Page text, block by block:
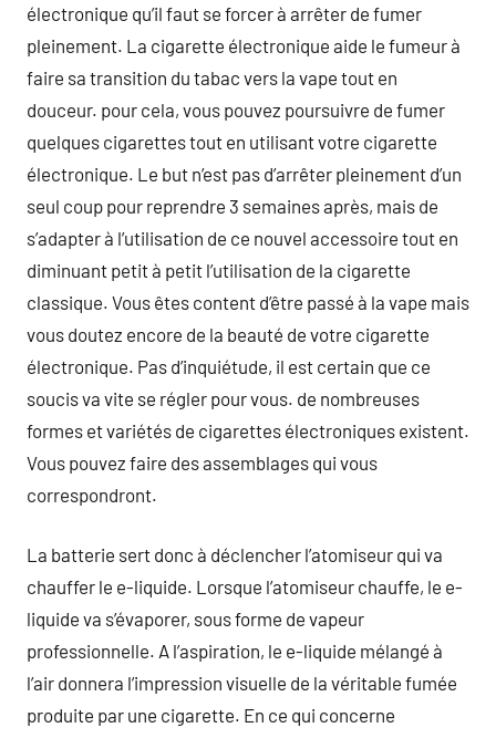
électronique qu’il faut se forcer à arrêter de fumer
pleinement. La cigarette électronique aide le fumeur à
faire sa transition du tabac vers la vape tout en
douceur. pour cela, vous pouvez poursuivre de fumer
quelques cigarettes tout en utilisant votre cigarette
électronique. Le but n’est pas d’arrêter pleinement d’un
seul coup pour reprendre 3 semaines après, mais de
s’adapter à l’utilisation de ce nouvel accessoire tout en
diminuant petit à petit l’utilisation de la cigarette
classique. Vous êtes content d’être passé à la vape mais
vous doutez encore de la beauté de votre cigarette
électronique. Pas d’inquiétude, il est certain que ce
soucis va vite se régler pour vous. de nombreuses
formes et variétés de cigarettes électroniques existent.
Vous pouvez faire des assemblages qui vous
correspondront.
La batterie sert donc à déclencher l’atomiseur qui va
chauffer le e-liquide. Lorsque l’atomiseur chauffe, le e-
liquide va s’évaporer, sous forme de vapeur
professionnelle. A l’aspiration, le e-liquide mélangé à
l’air donnera l’impression visuelle de la véritable fumée
produite par une cigarette. En ce qui concerne